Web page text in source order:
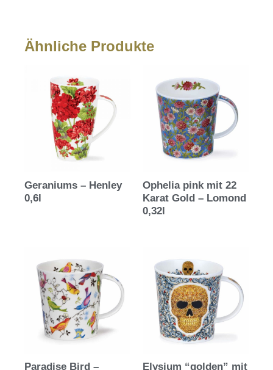
Ähnliche Produkte
Geraniums – Henley
0,6l
Ophelia pink mit 22
Karat Gold – Lomond
0,32l
Paradise Bird – Elysium “golden” mit